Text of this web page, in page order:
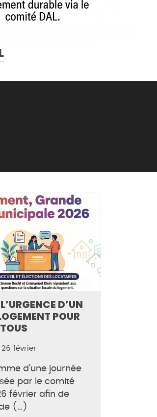
D’UN
POUR
TOUS
février
d’une journée
par le comité
février afin de
(…)